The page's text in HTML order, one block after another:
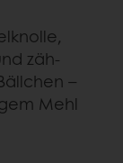
zäh-
–
Mehl